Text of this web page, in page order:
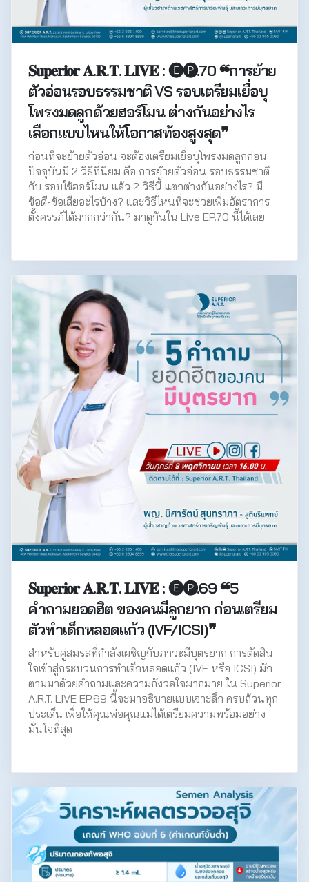
𝐒𝐮𝐩𝐞𝐫𝐢𝐨𝐫 𝐀.𝐑.𝐓. 𝐋𝐈𝐕𝐄 : 🅔🅟.70 ❝การย้าย
ตัวอ่อนรอบธรรมชาติ VS รอบเตรียมเยื่อบุ
โพรงมดลูกด้วยฮอร์โมน ต่างกันอย่างไร
เลือกแบบไหนให้โอกาสท้องสูงสุด❞
ก่อนที่จะย้ายตัวอ่อน จะต้องเตรียมเยื่อบุโพรงมดลูกก่อน
ปัจจุบันมี 2 วิธีที่นิยม คือ การย้ายตัวอ่อน รอบธรรมชาติ
กับ รอบใช้ฮอร์โมน แล้ว 2 วิธีนี้ แตกต่างกันอย่างไร? มี
ข้อดี-ข้อเสียอะไรบ้าง? และวิธีไหนที่จะช่วยเพิ่มอัตราการ
ตั้งครรภ์ได้มากกว่ากัน? มาดูกันใน Live EP.70 นี้ได้เลย
𝐒𝐮𝐩𝐞𝐫𝐢𝐨𝐫 𝐀.𝐑.𝐓. 𝐋𝐈𝐕𝐄 : 🅔🅟.69 ❝5
คำถามยอดฮิต ของคนมีลูกยาก ก่อนเตรียม
ตัวทำเด็กหลอดแก้ว (IVF/ICSI)❞
สำหรับคู่สมรสที่กำลังเผชิญกับภาวะมีบุตรยาก การตัดสิน
ใจเข้าสู่กระบวนการทำเด็กหลอดแก้ว (IVF หรือ ICSI) มัก
ตามมาด้วยคำถามและความกังวลใจมากมาย ใน Superior
A.R.T. LIVE EP.69 นี้จะมาอธิบายแบบเจาะลึก ครบถ้วนทุก
ประเด็น เพื่อให้คุณพ่อคุณแม่ได้เตรียมความพร้อมอย่าง
มั่นใจที่สุด